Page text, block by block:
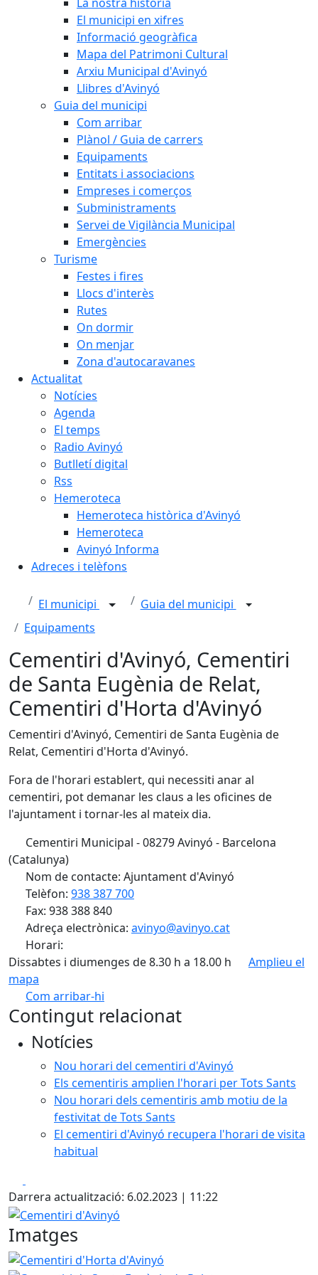
El municipi en xifres
Informació geogràfica
Mapa del Patrimoni Cultural
Arxiu Municipal d'Avinyó
Llibres d'Avinyó
Guia del municipi
Com arribar
Plànol / Guia de carrers
Equipaments
Entitats i associacions
Empreses i comerços
Subministraments
Servei de Vigilància Municipal
Emergències
Turisme
Festes i fires
Llocs d'interès
Rutes
On dormir
On menjar
Zona d'autocaravanes
Actualitat
Notícies
Agenda
El temps
Radio Avinyó
Butlletí digital
Rss
Hemeroteca
Hemeroteca històrica d'Avinyó
Hemeroteca
Avinyó Informa
Adreces i telèfons
El municipi
Guia del municipi
Equipaments
Cementiri d'Avinyó, Cementiri
de Santa Eugènia de Relat,
Cementiri d'Horta d'Avinyó
Cementiri d'Avinyó, Cementiri de Santa Eugènia de
Relat, Cementiri d'Horta d'Avinyó.
Fora de l'horari establert, qui necessiti anar al
cementiri, pot demanar les claus a les oficines de
l'ajuntament i tornar-les al mateix dia.
Cementiri Municipal - 08279 Avinyó - Barcelona
(Catalunya)
Nom de contacte: Ajuntament d'Avinyó
Telèfon: 938 387 700
Fax: 938 388 840
Adreça electrònica: avinyo@avinyo.cat
Horari:
Dissabtes i diumenges de 8.30 h a 18.00 h
Amplieu el
mapa
Com arribar-hi
+
Contingut relacionat
Notícies
Nou horari del cementiri d'Avinyó
Els cementiris amplien l'horari per Tots Sants
Nou horari dels cementiris amb motiu de la
festivitat de Tots Sants
El cementiri d'Avinyó recupera l'horari de visita
habitual
Darrera actualització: 6.02.2023 | 11:22
Cementiri d'Avinyó
Imatges
Cementiri d'Horta d'Avinyó